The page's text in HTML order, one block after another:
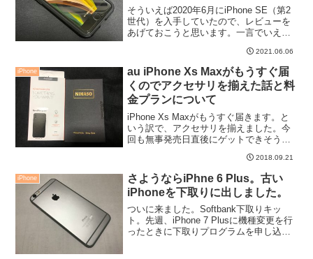
いい一台。
そういえば2020年6月にiPhone SE（第2
世代）を入手していたので、レビューを
あげておこうと思います。一言でいえ
強くない珍しいiPhoneだな、って感じで
す。誰もが持っていて違和感のない...
2021.06.06
iPhone
au iPhone Xs Maxがもうすぐ届
くのでアクセサリを揃えた話と料
金プランについて
iPhone Xs Maxがもうすぐ届きます。と
いう訳で、アクセサリを揃えました。今
回も無事発売日直後にゲットできそうな
2018.09.21
iPhone
さようならiPhne 6 Plus。古い
iPhoneを下取りに出しました。
ついに来ました。Softbank下取りキッ
ト。先週、iPhone 7 Plusに機種変更を行
ったときに下取りプログラムを申し込ん